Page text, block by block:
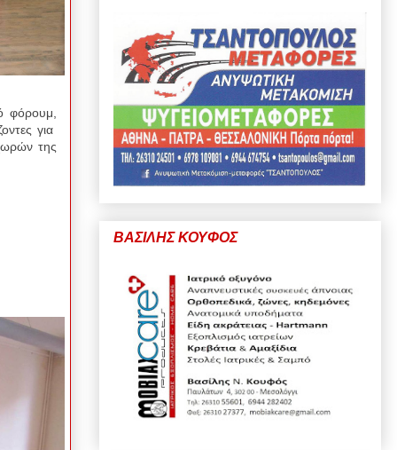
φόρουμ,
για
της
ΒΑΣΙΛΗΣ ΚΟΥΦΟΣ